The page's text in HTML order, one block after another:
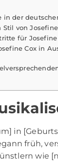
der
von Josefine
für
Cox in
in
früh,
wie